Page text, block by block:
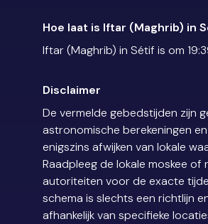
Hoe laat is Iftar (Maghrib) in
Iftar (Maghrib) in Sétif is om
Disclaimer
De vermelde gebedstijden zijn
astronomische berekeningen
enigszins afwijken van lokale
Raadpleeg de lokale moskee of
autoriteiten voor de exacte
schema is slechts een richtlijn
afhankelijk van specifieke